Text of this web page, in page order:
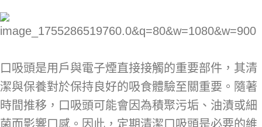
口吸頭是用戶與電子煙直接接觸的重要部件，其清
潔與保養對於保持良好的吸食體驗至關重要。隨著
時間推移，口吸頭可能會因為積聚污垢、油漬或細
菌而影響口感。因此，定期清潔口吸頭是必要的維